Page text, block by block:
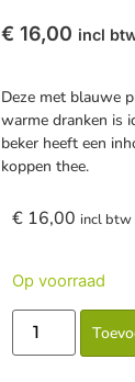
€ 16,00 incl
Deze met blauwe
warme dranken is
beker heeft een
koppen thee.
€ 16,00 incl btw
Op voorraad